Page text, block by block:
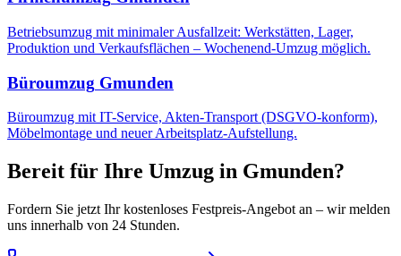
Betriebsumzug mit minimaler Ausfallzeit: Werkstätten, Lager,
Produktion und Verkaufsflächen – Wochenend-Umzug möglich.
Büroumzug Gmunden
Büroumzug mit IT-Service, Akten-Transport (DSGVO-konform),
Möbelmontage und neuer Arbeitsplatz-Aufstellung.
Bereit für Ihre Umzug in Gmunden?
Fordern Sie jetzt Ihr kostenloses Festpreis-Angebot an – wir melden
uns innerhalb von 24 Stunden.